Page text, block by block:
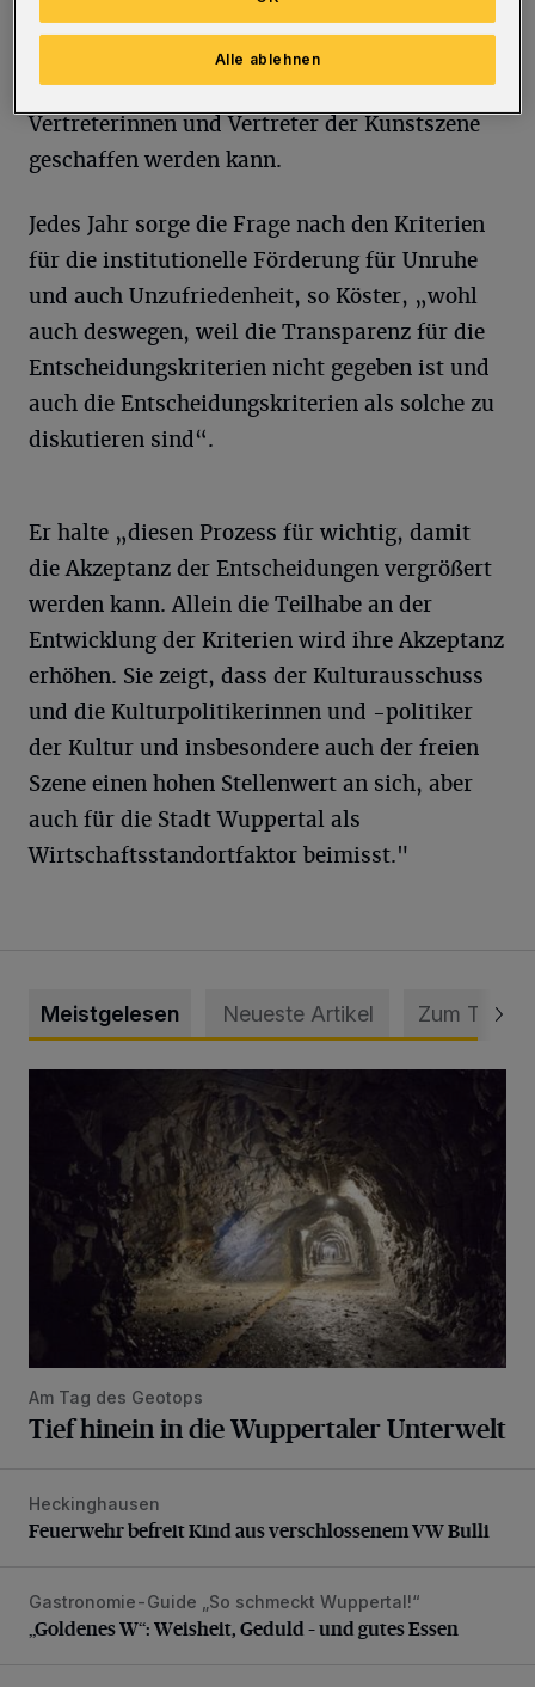
für die Kunst- und Kulturszene zu prüfen.
Außerdem soll sie bewerten, inwieweit eine
reduzierte Eintrittskarte oder eine Flatrate für
Vertreterinnen und Vertreter der Kunstszene
geschaffen werden kann.
Jedes Jahr sorge die Frage nach den Kriterien
für die institutionelle Förderung für Unruhe
und auch Unzufriedenheit, so Köster, „wohl
auch deswegen, weil die Transparenz für die
Entscheidungskriterien nicht gegeben ist und
auch die Entscheidungskriterien als solche zu
diskutieren sind“.
Er halte „diesen Prozess für wichtig, damit
die Akzeptanz der Entscheidungen vergrößert
werden kann. Allein die Teilhabe an der
Entwicklung der Kriterien wird ihre Akzeptanz
erhöhen. Sie zeigt, dass der Kulturausschuss
und die Kulturpolitikerinnen und -politiker
der Kultur und insbesondere auch der freien
Szene einen hohen Stellenwert an sich, aber
auch für die Stadt Wuppertal als
Wirtschaftsstandortfaktor beimisst."
Meistgelesen Neueste Artikel Zum Thema
Am Tag des Geotops
Tief hinein in die Wuppertaler Unterwelt
Feuerwehr befreit Kind aus verschlossenem VW Bulli
Heckinghausen
Feuerwehr befreit Kind aus verschlossenem VW Bulli
„Goldenes W“: Weisheit, Geduld – und gutes Essen
Gastronomie-Guide „So schmeckt Wuppertal!“
„Goldenes W“: Weisheit, Geduld – und gutes Essen
Alle ablehnen